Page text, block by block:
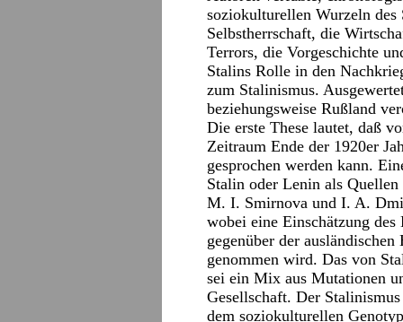
soziokulturellen Wurzeln
Selbstherrschaft, die
Terrors, die Vorgeschichte
Stalins Rolle in den
zum Stalinismus.
beziehungsweise Rußland
Die erste These lautet, daß
Zeitraum Ende der 1920er
gesprochen werden kann.
Stalin oder Lenin als
M. I. Smirnova und I. A.
wobei eine Einschätzung
gegenüber der
genommen wird. Das von
sei ein Mix aus Mutationen
Gesellschaft. Der
dem soziokulturellen